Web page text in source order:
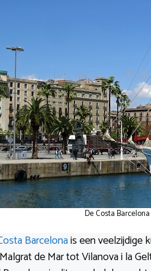
De Costa
Barcelonais een veelzijdige
de Mar tot Vilanova i la